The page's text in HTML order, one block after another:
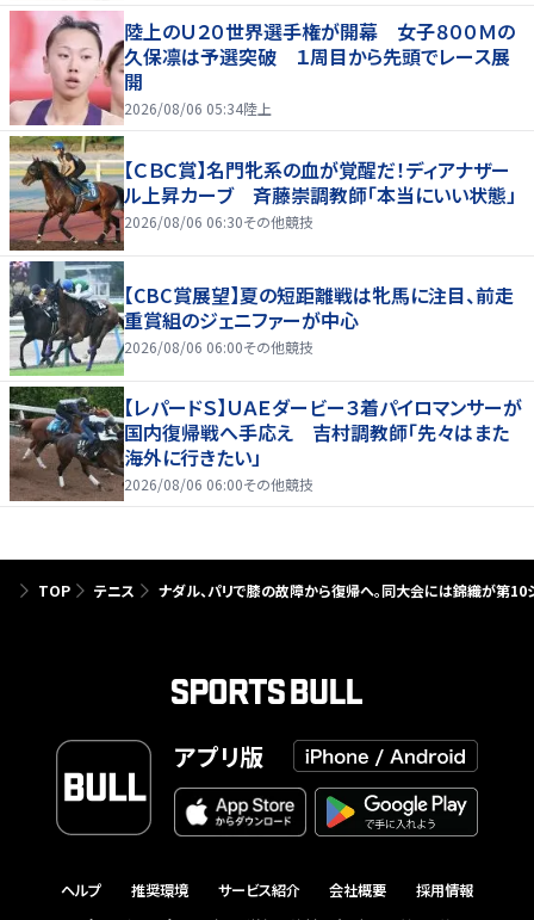
陸上のＵ２０世界選手権が開幕 女子８００Ｍの
久保凛は予選突破 １周目から先頭でレース展
開
2026/08/06 05:34陸上
【ＣＢＣ賞】名門牝系の血が覚醒だ！ディアナザー
ル上昇カーブ 斉藤崇調教師「本当にいい状態」
2026/08/06 06:30その他競技
【CBC賞展望】夏の短距離戦は牝馬に注目、前走
重賞組のジェニファーが中心
2026/08/06 06:00その他競技
【レパードＳ】ＵＡＥダービー３着パイロマンサーが
国内復帰戦へ手応え 吉村調教師「先々はまた
海外に行きたい」
2026/08/06 06:00その他競技
TOP テニス ナダル、パリで膝の故障から復帰へ。同大会には錦織が第
アプリ版
ヘルプ 推奨環境 サービス紹介 会社概要
採用情報